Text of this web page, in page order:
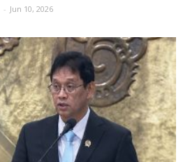
- Jun 10, 2026